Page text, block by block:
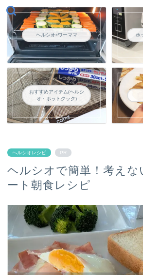
ヘルシオ×ワーママ ホ
おすすめアイテム(ヘルシ
オ・ホットクック)
ヘルシオレシピ PR
ヘルシオで簡単！考えな
ート朝食レシピ